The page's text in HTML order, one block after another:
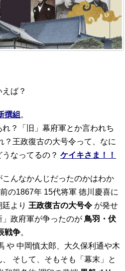
ば？
撰組 。
？「旧」幕府軍とか言われち
？王政復古の大号令って、なに
なってるの？ ケイキさま！！
んなかんじだったのかはわか
の1867年 15代将軍 徳川慶喜に
廷より 王政復古の大号令 が発せ
政府軍が争ったのが 鳥羽・伏
戦争。
や 中岡慎太郎、大久保利通や木
そして、そもそも「幕末」と